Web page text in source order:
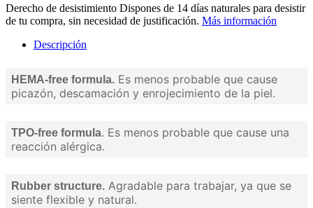
Derecho de desistimiento Dispones de 14 días naturales para desistir
de tu compra, sin necesidad de justificación. Más información
Descripción
HEMA-free formula. Es menos probable que cause
picazón, descamación y enrojecimiento de la piel.
TPO-free formula. Es menos probable que cause una
reacción alérgica.
Rubber structure. Agradable para trabajar, ya que se
siente flexible y natural.